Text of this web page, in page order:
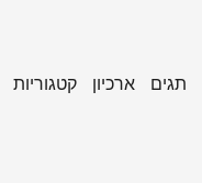
קטגוריות ארכיון תגים